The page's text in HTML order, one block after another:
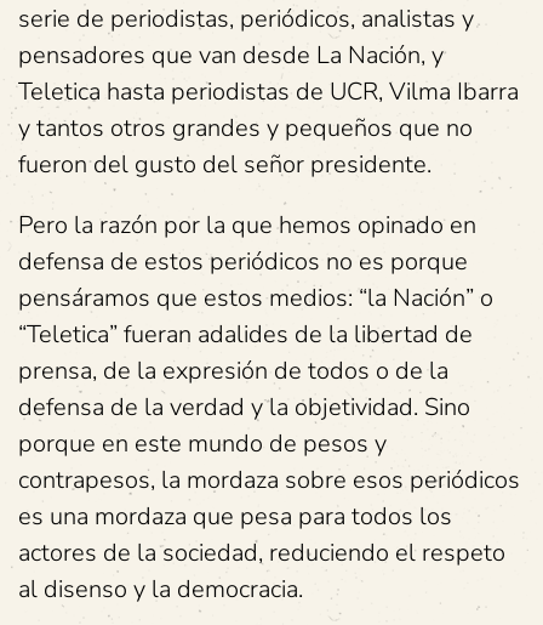
serie de periodistas, periódicos, analistas y
pensadores que van desde La Nación, y
Teletica hasta periodistas de UCR, Vilma Ibarra
y tantos otros grandes y pequeños que no
fueron del gusto del señor presidente.
Pero la razón por la que hemos opinado en
defensa de estos periódicos no es porque
pensáramos que estos medios: “la Nación” o
“Teletica” fueran adalides de la libertad de
prensa, de la expresión de todos o de la
defensa de la verdad y la objetividad. Sino
porque en este mundo de pesos y
contrapesos, la mordaza sobre esos periódicos
es una mordaza que pesa para todos los
actores de la sociedad, reduciendo el respeto
al disenso y la democracia.